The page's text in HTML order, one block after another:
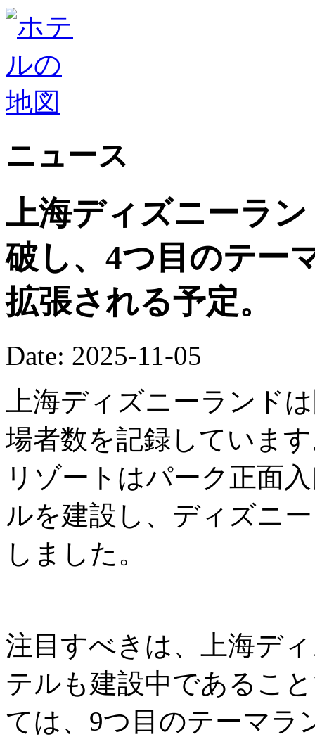
ニュース
上海ディズニーラ
破し、4つ目のテー
拡張される予定。
Date: 2025-11-05
上海ディズニーランド
場者数を記録していま
リゾートはパーク正面
ルを建設し、ディズニ
しました。
注目すべきは、上海デ
テルも建設中であるこ
ては、9つ目のテーマラ